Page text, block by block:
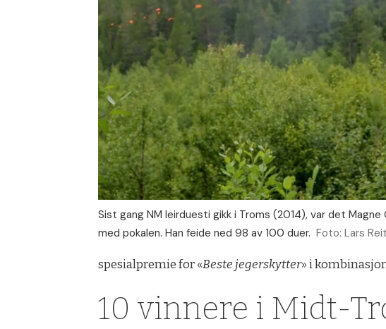
Sist gang NM leirduesti gikk i Troms (2014), var det Magne
med pokalen. Han feide ned 98 av 100 duer. Foto: Lars
spesialpremie for «Beste jegerskytter» i
10 vinnere i Midt-